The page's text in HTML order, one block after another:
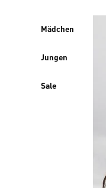
Mädchen
Jungen
Sale